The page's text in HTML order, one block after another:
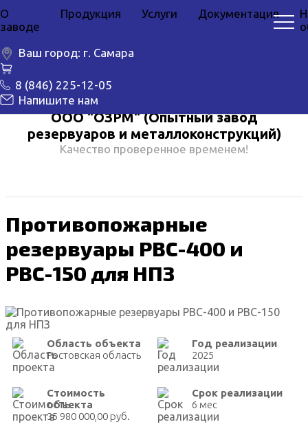
О
заводе
Продукция Услуги Документация
Ваш город: г. Самара
Напишите нам
8 (846) 225-12-05
ООО "ОЗРМ" (Опытный завод
резервуаров и металлоконструкций)
Качество проверенное временем!
Противопожарные
резервуары РВС-400 и
РВС-150 для НПЗ
Область объекта
Ростовская область
Год реализации
2025
Стоимость
объекта
35 980 000,00 руб.
Срок реализации
6 мес